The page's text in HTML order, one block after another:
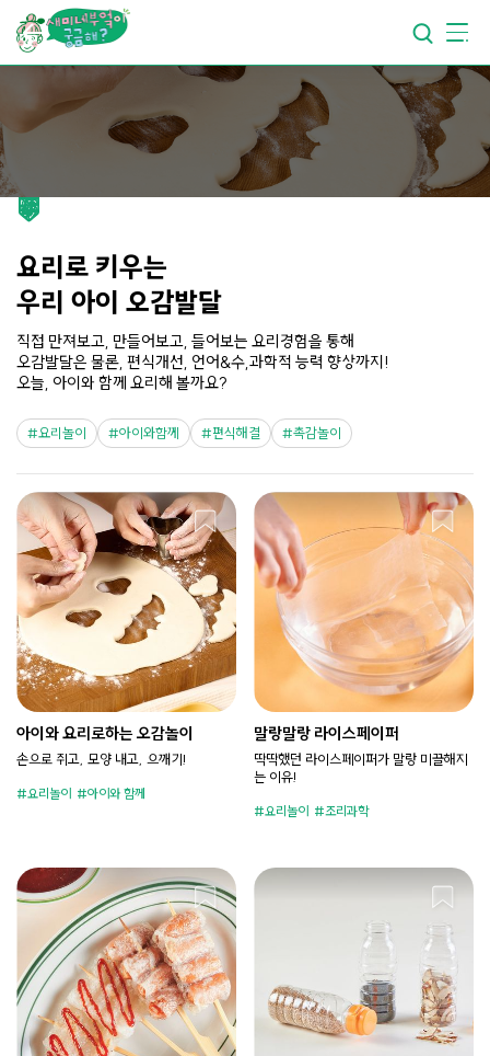
부엌
요리가 쉬워지는부엌
요리로 키우는
우리 아이 오감발달
직접 만져보고, 만들어보고, 들어보는 요리경험을 통해
오감발달은 물론, 편식개선, 언어&수,과학적 능력 향상까지!
오늘, 아이와 함께 요리해 볼까요?
요리놀이 아이와함께 편식해결 촉감놀이
아이와 요리로하는 오감놀이
손으로 쥐고, 모양 내고, 으깨기!
요리놀이 아이와 함께
말랑말랑 라이스페이퍼
딱딱했던 라이스페이퍼가 말랑 미끌해지
는 이유!
요리놀이 조리과학